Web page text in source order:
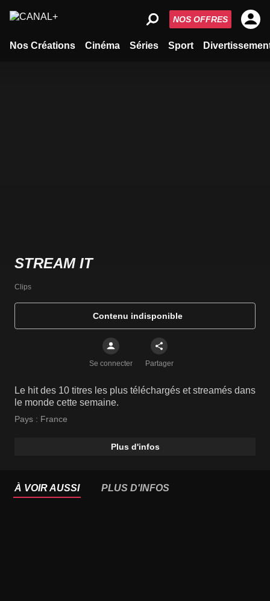
Nos Créations Cinéma Séries Sport
NOS OFFRES
STREAM IT
Clips
Contenu indisponible
Se connecter Partager
Le hit des 10 titres les plus téléchargés et streamés dans
le monde cette semaine.
Pays : France
Plus d'infos
À VOIR AUSSI PLUS D'INFOS